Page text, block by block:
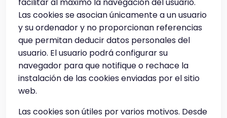
Las cookies se asocian únicamente a un usuario
y su ordenador y no proporcionan referencias
que permitan deducir datos personales del
usuario. El usuario podrá configurar su
navegador para que notifique o rechace la
instalación de las cookies enviadas por el sitio
web.
Las cookies son útiles por varios motivos. Desde